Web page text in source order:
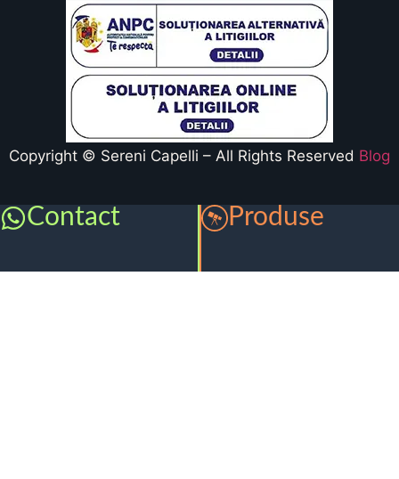
Copyright © Sereni Capelli – All Rights Reserved Blog
Contact Produse